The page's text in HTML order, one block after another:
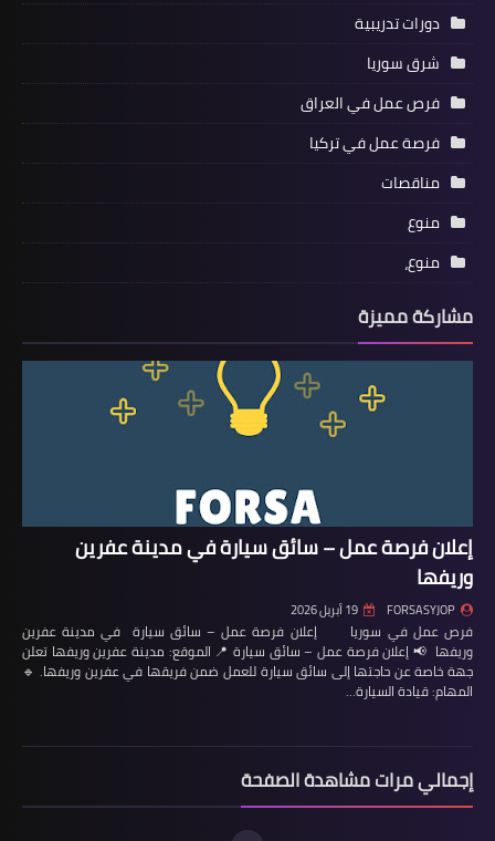
دورات تدريبية
شرق سوريا
فرص عمل في العراق
فرصة عمل في تركيا
مناقصات
منوع
منوع،
مشاركة مميزة
إعلان فرصة عمل – سائق سيارة في مدينة عفرين
وريفها
FORSASYJOP 19 أبريل 2026
فرص عمل في سوريا إعلان فرصة عمل – سائق سيارة في مدينة عفرين
وريفها 📢 إعلان فرصة عمل – سائق سيارة 📍 الموقع: مدينة عفرين وريفها تعلن
جهة خاصة عن حاجتها إلى سائق سيارة للعمل ضمن فريقها في عفرين وريفها. 🔹
المهام: قيادة السيارة…
إجمالي مرات مشاهدة الصفحة